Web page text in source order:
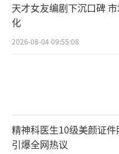
近日，有网友
费用全包”正在成
目标题下，通常还
时，对方称：“费
绿色的会说清”。
天才女友编剧下沉口碑
化
2026-08-04 09:55:08
精神科医生10级美颜证
引爆全网热议